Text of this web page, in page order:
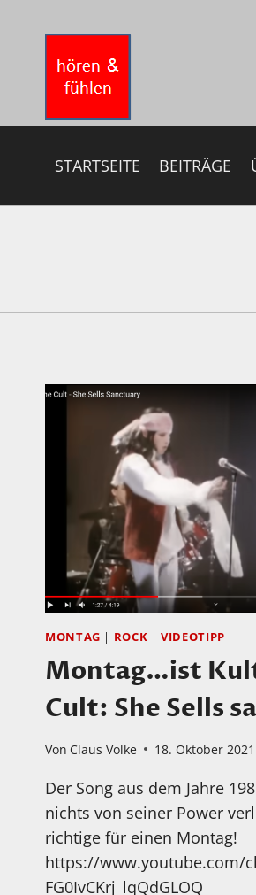
springen
STARTSEITE BEITRÄGE
MONTAG | ROCK |VIDEOTIPP
Montag…ist
Cult: She Sells
Von Claus Volke 18. Oktober 2021
Der Song aus dem Jahre
nichts von seiner Power
richtige für einen Montag!
https://www.youtube.com/
FG0IvCKrj_lqQdGLOQ